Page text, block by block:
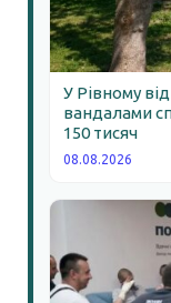
У Рівному
вандалами
150 тисяч
08.08.2026